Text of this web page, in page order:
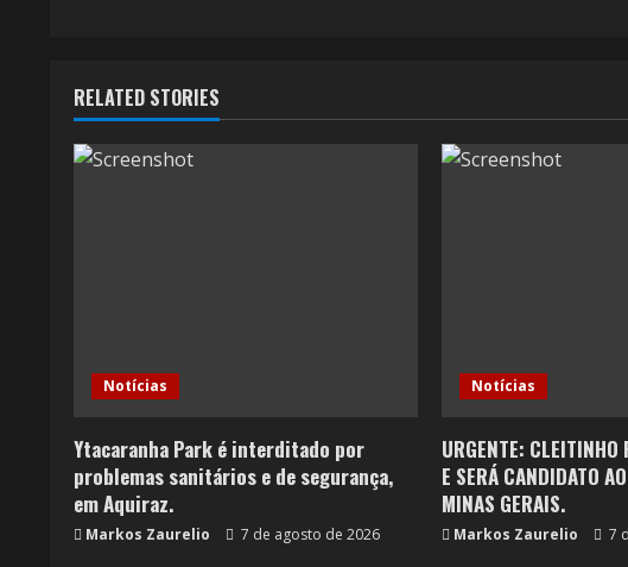
RELATED STORIES
Notícias
Ytacaranha Park é interditado por
problemas sanitários e de segurança,
em Aquiraz.
Markos Zaurelio 7 de agosto de 2026
Notícias
URGENTE: CLEITINHO
E SERÁ CANDIDATO
MINAS GERAIS.
Markos Zaurelio 7